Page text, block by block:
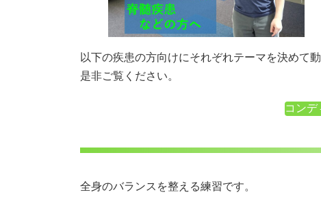
以下の疾患の方向けにそれぞれテーマを決めて
是非ご覧ください。
コンデ
全身のバランスを整える練習です。